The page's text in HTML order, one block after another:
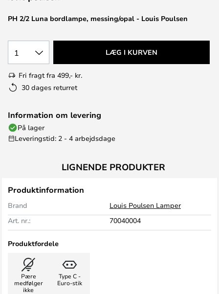
PH 2/2 Luna bordlampe, messing/opal - Louis Poulsen
1 LÆG I KURVEN
Fri fragt fra 499,- kr.
30 dages returret
Information om levering
På lager
Leveringstid: 2 - 4 arbejdsdage
LIGNENDE PRODUKTER
Produktinformation
Brand
Louis Poulsen Lamper
Art. nr.:
70040004
Produktfordele
Pære
medfølger
ikke
Type C -
Euro-stik